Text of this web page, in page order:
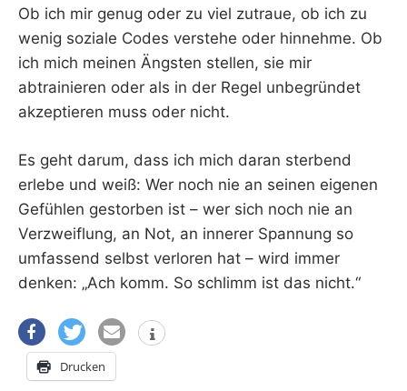
Ob ich mir genug oder zu viel zutraue, ob ich zu
wenig soziale Codes verstehe oder hinnehme. Ob
ich mich meinen Ängsten stellen, sie mir
abtrainieren oder als in der Regel unbegründet
akzeptieren muss oder nicht.
Es geht darum, dass ich mich daran sterbend
erlebe und weiß: Wer noch nie an seinen eigenen
Gefühlen gestorben ist – wer sich noch nie an
Verzweiflung, an Not, an innerer Spannung so
umfassend selbst verloren hat – wird immer
denken: „Ach komm. So schlimm ist das nicht.“
Drucken